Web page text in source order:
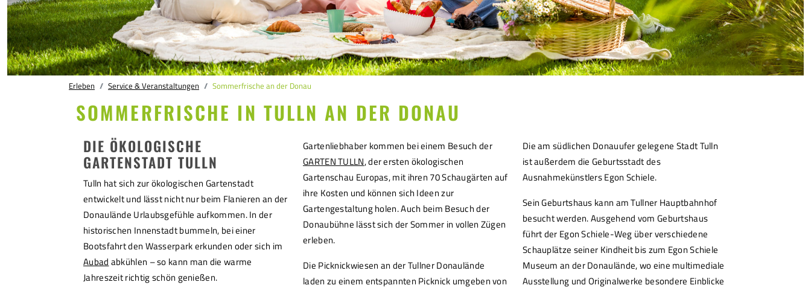
Erleben Service & Veranstaltungen Sommerfrische an der Donau
SOMMERFRISCHE IN TULLN AN DER DONAU
DIE ÖKOLOGISCHE
GARTENSTADT TULLN
Tulln hat sich zur ökologischen Gartenstadt
entwickelt und lässt nicht nur beim Flanieren an der
Donaulände Urlaubsgefühle aufkommen. In der
historischen Innenstadt bummeln, bei einer
Bootsfahrt den Wasserpark erkunden oder sich im
Aubad abkühlen – so kann man die warme
Jahreszeit richtig schön genießen.
Gartenliebhaber kommen bei einem Besuch der
GARTEN TULLN, der ersten ökologischen
Gartenschau Europas, mit ihren 70 Schaugärten auf
ihre Kosten und können sich Ideen zur
Gartengestaltung holen. Auch beim Besuch der
Donaubühne lässt sich der Sommer in vollen Zügen
erleben.
Die Picknickwiesen an der Tullner Donaulände
laden zu einem entspannten Picknick umgeben von
Die am südlichen Donauufer gelegene Stadt Tulln
ist außerdem die Geburtsstadt des
Ausnahmekünstlers Egon Schiele.
Sein Geburtshaus kann am Tullner Hauptbahnhof
besucht werden. Ausgehend vom Geburtshaus
führt der Egon Schiele-Weg über verschiedene
Schauplätze seiner Kindheit bis zum Egon Schiele
Museum an der Donaulände, wo eine multimediale
Ausstellung und Originalwerke besondere Einblicke